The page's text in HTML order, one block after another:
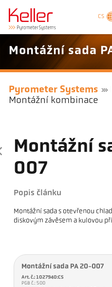
CS
Montážní sada
Pyrometer Systems
Montážní kombinace
Montážní
007
Popis článku
Montážní sada s otevřenou
diskovým závěsem a kulovou
Montážní sada PA 20-007
Art. č.: 1027940:CS
PGB č.: 500